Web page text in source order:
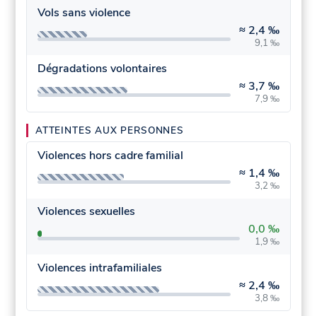
Vols sans violence
≈ 2,4 ‰
9,1 ‰
Dégradations volontaires
≈ 3,7 ‰
7,9 ‰
ATTEINTES AUX PERSONNES
Violences hors cadre familial
≈ 1,4 ‰
3,2 ‰
Violences sexuelles
0,0 ‰
1,9 ‰
Violences intrafamiliales
≈ 2,4 ‰
3,8 ‰